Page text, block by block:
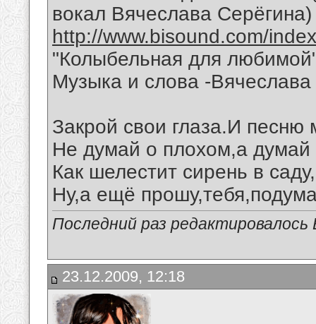
вокал Вячеслава Серёгина)
http://www.bisound.com/
"Колыбельная для
Музыка и слова -
Закрой свои глаза.И
Не думай о плохом,а думай
Как шелестит сирень в
Ну,а ещё
Последний раз
23.12.2009, 12:18